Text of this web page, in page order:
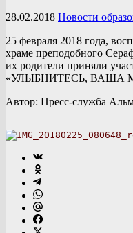
28.02.2018 Новости
25 февраля 2018 года,
храме преподобного
их родители приняли
«УЛЫБНИТЕСЬ, ВАША
Автор: Пресс-служба